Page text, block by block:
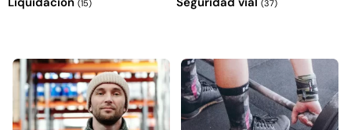
(15) (37)